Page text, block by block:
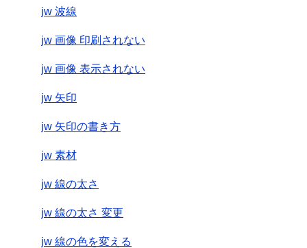
jw 波線
jw 画像 印刷されない
jw 画像 表示されない
jw 矢印
jw 矢印の書き方
jw 素材
jw 線の太さ
jw 線の太さ 変更
jw 線の色を変える